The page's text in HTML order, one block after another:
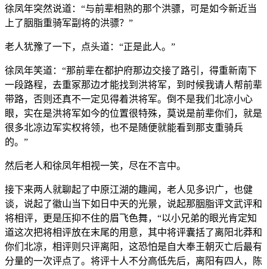
徐凤年突然说道：“与前辈相熟的那个洪骠，可是如今新近当
上了胭脂重骑军副将的洪骠？”
老人犹豫了一下，点头道：“正是此人。”
徐凤年笑道：“那前辈在都护府那边交接了路引，得重新南下
一段路程，去重冢那边才能找到洪将军，到时候我请人帮前辈
带路，否则还真不一定见得着洪将军。倒不是我们北凉小心
眼，实在是洪将军如今的位置很特殊，莫说是前辈你们，就是
很多北凉边军实权将领，也不是随便就能看到那支重骑兵
的。”
然后老人和徐凤年相视一笑，尽在不言中。
接下来两人就聊起了中原江湖的趣闻，老人见多识广，也健
谈，说起了徽山当下如日中天的光景，说起那胭脂评文武评和
将相评，更是压抑不住的眉飞色舞，“以小兄弟的眼光肯定知
道这次把将相评放在末尾的用意，其中将评囊括了离阳北莽和
你们北凉，相评则只评离阳，这恐怕是自大奉王朝灭亡后最有
分量的一次评点了。将评十人不分高低先后，离阳有四人，陈